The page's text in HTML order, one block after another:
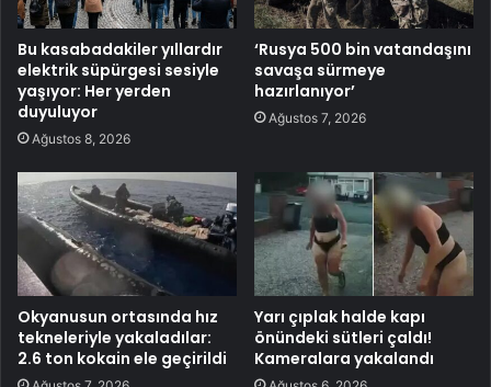
Bu kasabadakiler yıllardır
elektrik süpürgesi sesiyle
yaşıyor: Her yerden
duyuluyor
Ağustos 8, 2026
‘Rusya 500 bin vatandaşını
savaşa sürmeye
hazırlanıyor’
Ağustos 7, 2026
Okyanusun ortasında hız
tekneleriyle yakaladılar:
2.6 ton kokain ele geçirildi
Yarı çıplak halde kapı
önündeki sütleri çaldı!
Kameralara yakalandı